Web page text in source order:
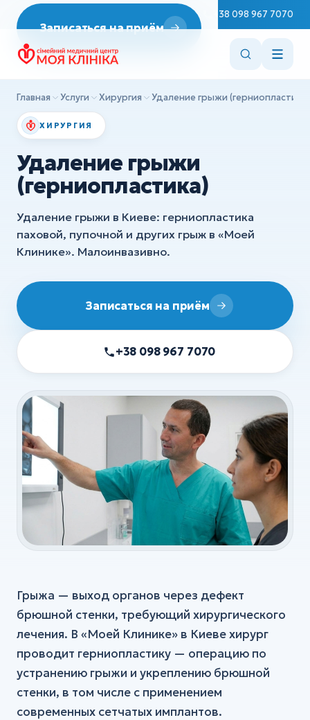
+38 098 967 7070
Неврология
Врач терапевт
Эндокринология
Стоматология
Консультации врачей
ДИАГНОСТИКА
Хирургия
Флебология
Ортопедия и травматология
Анестезия
Все услуги
ДИАГНОСТИКА
Эндоскопия
УЗИ
ХИРУРГИЯ
Детская хирургия
Ортопедия и травматология
Все услуги
Записаться на приём
Главная Услуги Хирургия Удаление грыжи (герниопластика)
ХИРУРГИЯ
Удаление грыжи
(герниопластика)
Удаление грыжи в Киеве: герниопластика
паховой, пупочной и других грыж в «Моей
Клинике». Малоинвазивно.
Записаться на приём
+38 098 967 7070
Грыжа — выход органов через дефект
брюшной стенки, требующий хирургического
лечения. В «Моей Клинике» в Киеве хирург
проводит герниопластику — операцию по
устранению грыжи и укреплению брюшной
стенки, в том числе с применением
современных сетчатых имплантов.